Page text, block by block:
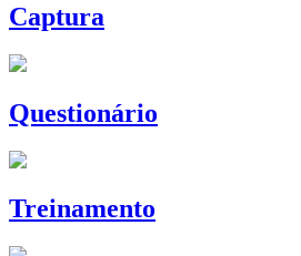
Captura
Questionário
Treinamento